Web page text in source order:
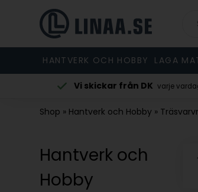
HANTVERK OCH HOBBY LAGA
Betala med Klarna vid
Shop » Hantverk och Hobby »
Hantverk och
Hobby